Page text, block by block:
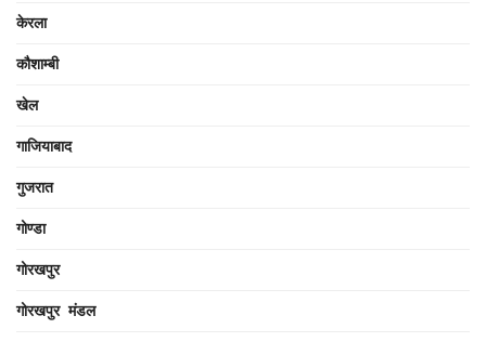
केरला
कौशाम्बी
खेल
गाजियाबाद
गुजरात
गोण्डा
गोरखपुर
गोरखपुर मंडल